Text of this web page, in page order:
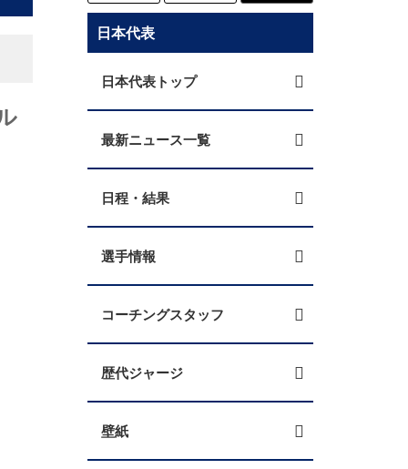
日本代表
日本代表トップ
最新ニュース一覧
日程・結果
選手情報
コーチングスタッフ
歴代ジャージ
壁紙